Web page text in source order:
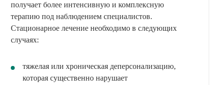
получает более интенсивную и комплексную
терапию под наблюдением специалистов.
Стационарное лечение необходимо в следующих
случаях:
тяжелая или хроническая деперсонализацию,
которая существенно нарушает